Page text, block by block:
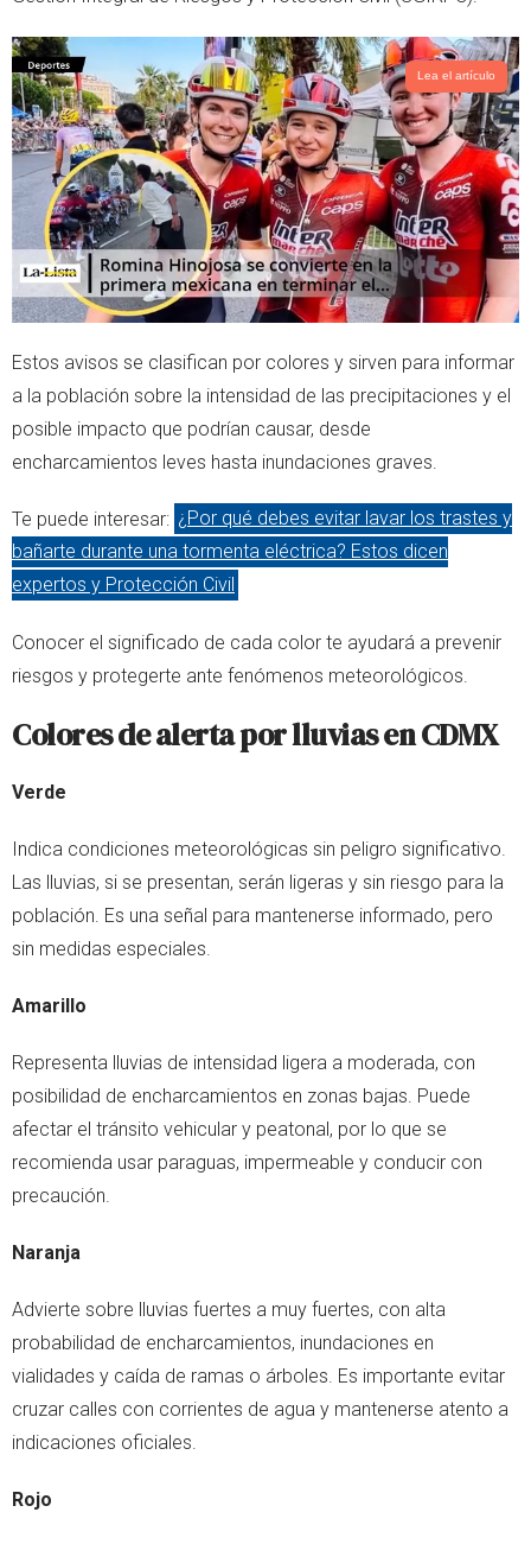
r
p
p
Lea el artículo
Estos avisos se clasifican por colores y sirven para informar
a la población sobre la intensidad de las precipitaciones y el
posible impacto que podrían causar, desde
encharcamientos leves hasta inundaciones graves.
Te puede interesar: ¿Por qué debes evitar lavar los trastes y
bañarte durante una tormenta eléctrica? Estos dicen
expertos y Protección Civil
Conocer el significado de cada color te ayudará a prevenir
riesgos y protegerte ante fenómenos meteorológicos.
Colores de alerta por lluvias en CDMX
Verde
Indica condiciones meteorológicas sin peligro significativo.
Las lluvias, si se presentan, serán ligeras y sin riesgo para la
población. Es una señal para mantenerse informado, pero
sin medidas especiales.
Amarillo
Representa lluvias de intensidad ligera a moderada, con
posibilidad de encharcamientos en zonas bajas. Puede
afectar el tránsito vehicular y peatonal, por lo que se
recomienda usar paraguas, impermeable y conducir con
precaución.
Naranja
Advierte sobre lluvias fuertes a muy fuertes, con alta
probabilidad de encharcamientos, inundaciones en
vialidades y caída de ramas o árboles. Es importante evitar
cruzar calles con corrientes de agua y mantenerse atento a
indicaciones oficiales.
Rojo